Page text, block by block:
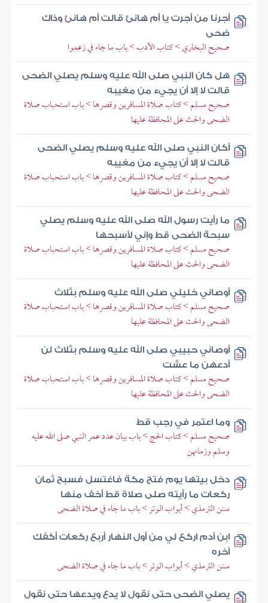
أجرنا من أجرت يا أم هانئ قالت أم هانئ وذاك
ضحى
صحيح البخاري > كتاب الأدب > باب ما جاء في زعموا
هل كان النبي صلى الله عليه وسلم يصلي الضحى
قالت لا إلا أن يجيء من مغيبه
صحيح مسلم > كتاب صلاة المسافرين وقصرها > باب استحباب صلاة
الضحى والحث على المحافظة عليها
أكان النبي صلى الله عليه وسلم يصلي الضحى
قالت لا إلا أن يجيء من مغيبه
صحيح مسلم > كتاب صلاة المسافرين وقصرها > باب استحباب صلاة
الضحى والحث على المحافظة عليها
ما رأيت رسول الله صلى الله عليه وسلم يصلي
سبحة الضحى قط وإني لأسبحها
صحيح مسلم > كتاب صلاة المسافرين وقصرها > باب استحباب صلاة
الضحى والحث على المحافظة عليها
أوصاني خليلي صلى الله عليه وسلم بثلاث
صحيح مسلم > كتاب صلاة المسافرين وقصرها > باب استحباب صلاة
الضحى والحث على المحافظة عليها
أوصاني حبيبي صلى الله عليه وسلم بثلاث لن
أدعهن ما عشت
صحيح مسلم > كتاب صلاة المسافرين وقصرها > باب استحباب صلاة
الضحى والحث على المحافظة عليها
وما اعتمر في رجب قط
صحيح مسلم > كتاب الحج > باب بيان عدد عمر النبي صلى الله عليه
وسلم وزمانهن
دخل بيتها يوم فتح مكة فاغتسل فسبح ثمان
ركعات ما رأيته صلى صلاة قط أخف منها
سنن الترمذي > أبواب الوتر > باب ما جاء في صلاة الضحى
ابن آدم اركع لي من أول النهار أربع ركعات أكفك
آخره
سنن الترمذي > أبواب الوتر > باب ما جاء في صلاة الضحى
يصلي الضحى حتى نقول لا يدع ويدعها حتى نقول